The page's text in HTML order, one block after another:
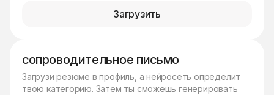
Загрузить
сопроводительное письмо
Загрузи резюме в профиль, а нейросеть определит
твою категорию. Затем ты сможешь генерировать